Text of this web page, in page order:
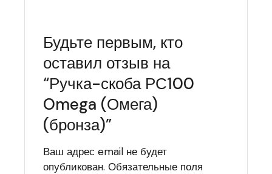
Будьте первым, кто
оставил отзыв на
“Ручка-скоба РС100
Omega (Омега)
(бронза)”
Ваш адрес email не будет
опубликован. Обязательные поля